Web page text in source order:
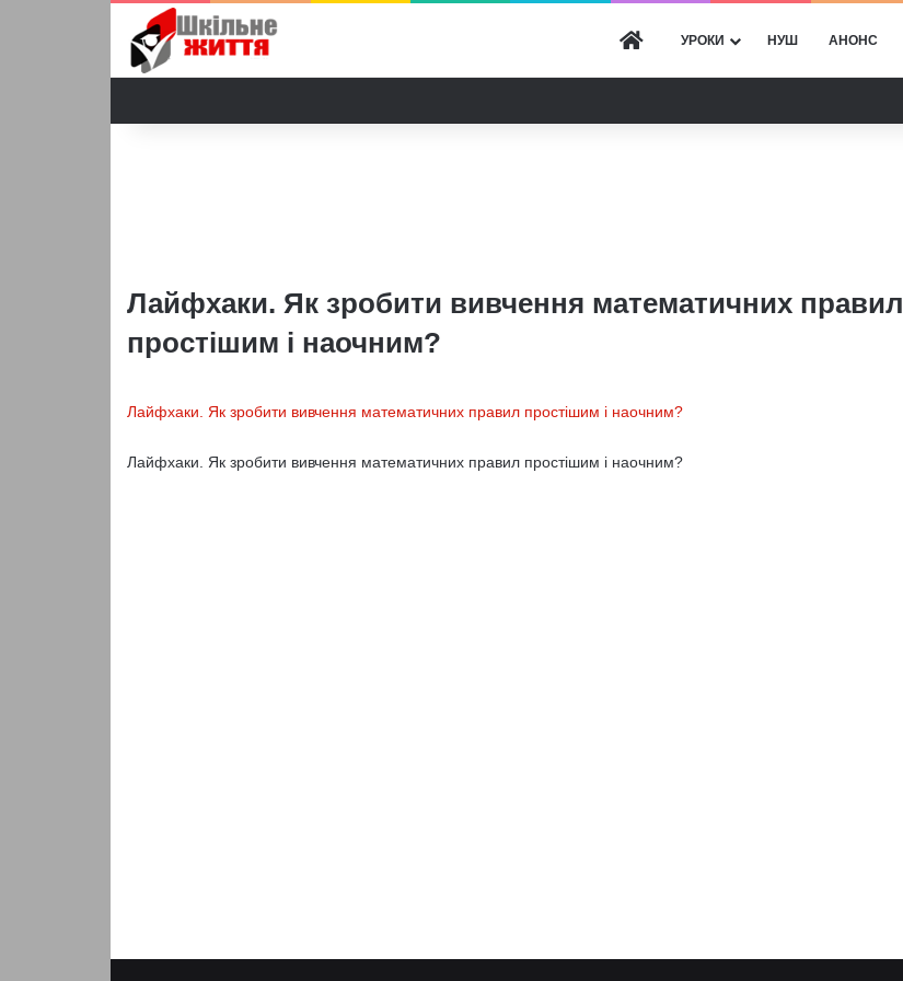
ГОЛОВНА
УРОКИ НУШ АНОНС
Лайфхаки. Як зробити вивчення математичних правил
простішим і наочним?
Лайфхаки. Як зробити вивчення математичних правил простішим і наочним?
Лайфхаки. Як зробити вивчення математичних правил простішим і наочним?